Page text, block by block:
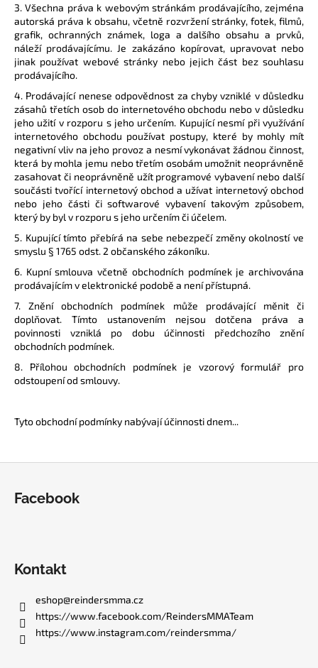
3. Všechna práva k webovým stránkám prodávajícího, zejména
autorská práva k obsahu, včetně rozvržení stránky, fotek, filmů,
grafik, ochranných známek, loga a dalšího obsahu a prvků,
náleží prodávajícímu. Je zakázáno kopírovat, upravovat nebo
jinak používat webové stránky nebo jejich část bez souhlasu
prodávajícího.
4. Prodávající nenese odpovědnost za chyby vzniklé v důsledku
zásahů třetích osob do internetového obchodu nebo v důsledku
jeho užití v rozporu s jeho určením. Kupující nesmí při využívání
internetového obchodu používat postupy, které by mohly mít
negativní vliv na jeho provoz a nesmí vykonávat žádnou činnost,
která by mohla jemu nebo třetím osobám umožnit neoprávněně
zasahovat či neoprávněně užít programové vybavení nebo další
součásti tvořící internetový obchod a užívat internetový obchod
nebo jeho části či softwarové vybavení takovým způsobem,
který by byl v rozporu s jeho určením či účelem.
5. Kupující tímto přebírá na sebe nebezpečí změny okolností ve
smyslu § 1765 odst. 2 občanského zákoníku.
6. Kupní smlouva včetně obchodních podmínek je archivována
prodávajícím v elektronické podobě a není přístupná.
7. Znění obchodních podmínek může prodávající měnit či
doplňovat. Tímto ustanovením nejsou dotčena práva a
povinnosti vzniklá po dobu účinnosti předchozího znění
obchodních podmínek.
8. Přílohou obchodních podmínek je vzorový formulář pro
odstoupení od smlouvy.
Tyto obchodní podmínky nabývají účinnosti dnem...
Facebook
Kontakt
eshop@reindersmma.cz
https://www.facebook.com/ReindersMMATeam
https://www.instagram.com/reindersmma/